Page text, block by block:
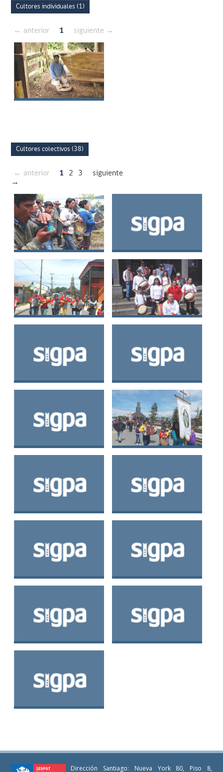
Cultores individuales (1)
← anterior 1 siguiente →
Ramiro Gabriel
Cultores colectivos (38)
← anterior 1 2 3
siguiente
→
Banda Familiar
Paichil de Calén
Banda de
Comunidad El Dao
Banda de la Fiesta
Banda de Calbuco
Banda de Quinchao Banda de Matao
Banda de Putenío Banda de Apiao
Banda de Pergüe Banda de San Rafael
Banda de Pollollo Banda de Chope
Banda de Chayahué Banda de El Rosario
Banda de Machil
Dirección Santiago: Nueva York 80, Piso 8,